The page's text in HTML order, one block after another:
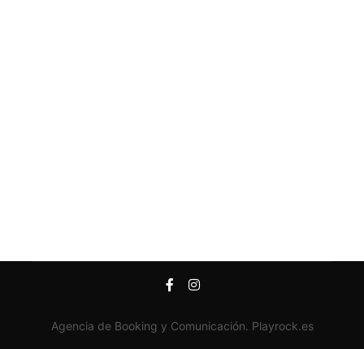
Agencia de Booking y Comunicación. Playrock.es